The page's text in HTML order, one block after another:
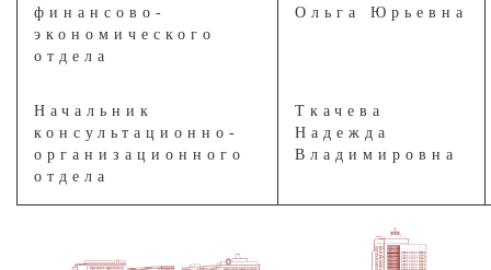
финансово-
экономического
отдела
Ольга Юрьевна
Начальник
консультационно-
организационного
отдела
Ткачева
Надежда
Владимировна